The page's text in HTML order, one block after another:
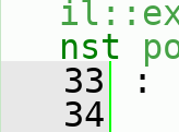
nst
   33
:
   34